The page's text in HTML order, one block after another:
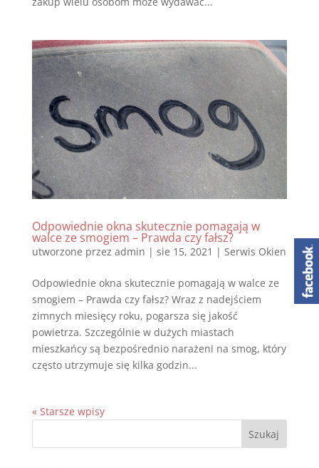
Odpowiednie okna skutecznie pomagają w
walce ze smogiem – Prawda czy fałsz?
utworzone przez admin | sie 15, 2021 | Serwis Okien
Odpowiednie okna skutecznie pomagają w walce ze
smogiem – Prawda czy fałsz? Wraz z nadejściem
zimnych miesięcy roku, pogarsza się jakość
powietrza. Szczególnie w dużych miastach
mieszkańcy są bezpośrednio narażeni na smog, który
często utrzymuje się kilka godzin...
« Starsze wpisy